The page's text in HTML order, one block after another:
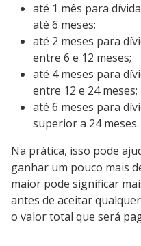
até 1 mês para
até 6 meses;
até 2 meses para
entre 6 e 12 meses;
até 4 meses para
entre 12 e 24 meses;
até 6 meses para
superior a 24 meses.
Na prática, isso pode
ganhar um pouco mais
maior pode significar
antes de aceitar
o valor total que será